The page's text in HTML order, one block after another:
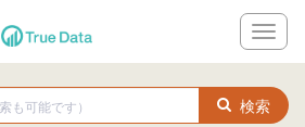
メ
ニ
ー
検索